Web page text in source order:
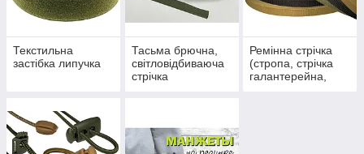
Текстильна
застібка липучка
Тасьма брючна,
світловідбиваюча
стрічка
Ремінна стрічка
(стропа, стрічка
галантерейна,